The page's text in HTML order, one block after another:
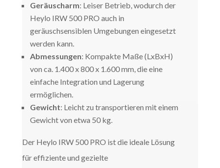
Geräuscharm: Leiser Betrieb, wodurch der
Heylo IRW 500 PRO auch in
geräuschsensiblen Umgebungen eingesetzt
werden kann.
Abmessungen: Kompakte Maße (LxBxH)
von ca. 1.400 x 800 x 1.600 mm, die eine
einfache Integration und Lagerung
ermöglichen.
Gewicht: Leicht zu transportieren mit einem
Gewicht von etwa 50 kg.
Der Heylo IRW 500 PRO ist die ideale Lösung
für effiziente und gezielte